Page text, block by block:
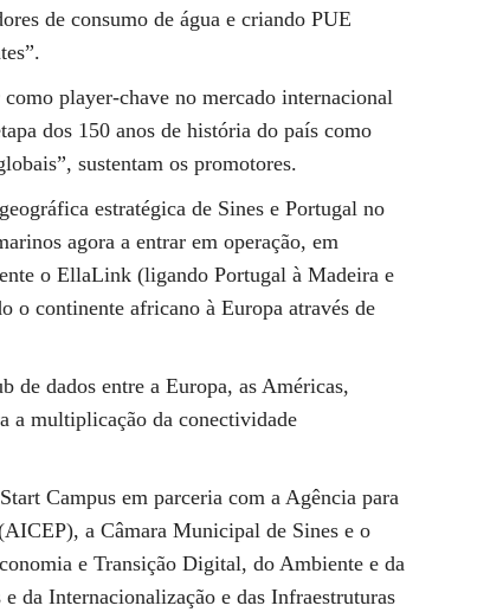
de consumo de água e criando PUE
player-chave no mercado internacional
dos 150 anos de história do país como
sustentam os promotores.
estratégica de Sines e Portugal no
agora a entrar em operação, em
o EllaLink (ligando Portugal à Madeira e
continente africano à Europa através de
de dados entre a Europa, as Américas,
a multiplicação da conectividade
Campus em parceria com a Agência para
a Câmara Municipal de Sines e o
e Transição Digital, do Ambiente e da
da Internacionalização e das Infraestruturas